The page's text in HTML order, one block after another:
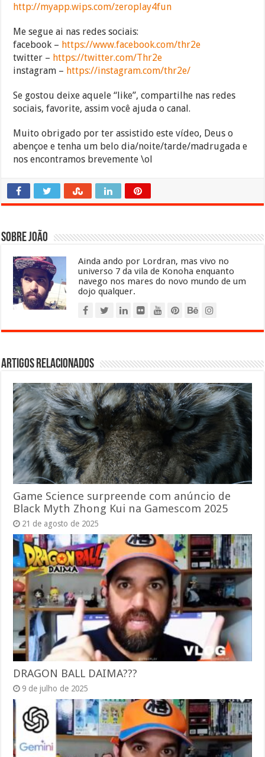
http://myapp.wips.com/zeroplay4fun
Me segue ai nas redes sociais:
facebook – https://www.facebook.com/thr2e
twitter – https://twitter.com/Thr2e
instagram – https://instagram.com/thr2e/
Se gostou deixe aquele “like”, compartilhe nas redes
sociais, favorite, assim você ajuda o canal.
Muito obrigado por ter assistido este vídeo, Deus o
abençoe e tenha um belo dia/noite/tarde/madrugada e
nos encontramos brevemente \ol
Sobre João
Ainda ando por Lordran, mas vivo no
universo 7 da vila de Konoha enquanto
navego nos mares do novo mundo de um
dojo qualquer.
Artigos relacionados
Game Science surpreende com anúncio de
Black Myth Zhong Kui na Gamescom 2025
21 de agosto de 2025
DRAGON BALL DAIMA???
9 de julho de 2025